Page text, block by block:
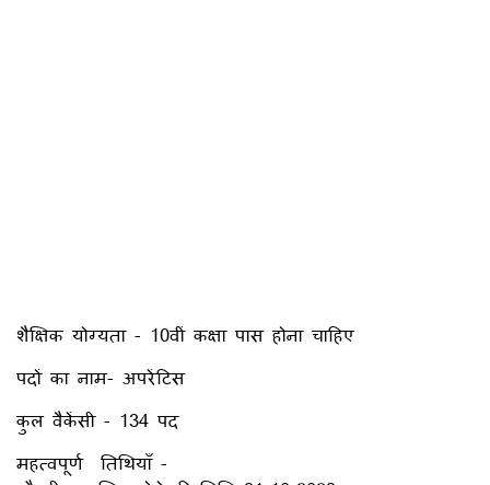
शैक्षिक योग्यता - 10वीं कक्षा पास होना चाहिए
पदों का नाम- अपरेंटिस
कुल वैकेंसी - 134 पद
महत्वपूर्ण तिथियाँ -